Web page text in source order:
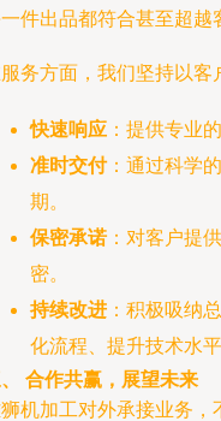
件出品都符合甚至超越
务方面，我们坚持以客
快速响应 ：提供专业
准时交付：通过科学
期。
保密承诺：对客户提
密。
持续改进 ：积极吸纳
化流程、提升技术水
合作共赢，展望未来
机加工对外承接业务